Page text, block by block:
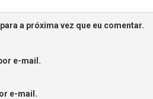
a próxima vez que eu comentar.
e-mail.
e-mail.